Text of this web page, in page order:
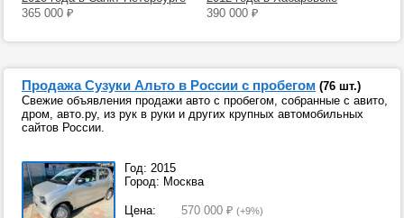
365 000 ₽
390 000 ₽
Продажа Сузуки Альто в России с пробегом (76 шт.)
Свежие объявления продажи авто с пробегом, собранные с авито,
дром, авто.ру, из рук в руки и других крупных автомобильных
сайтов России.
Год: 2015
Город: Москва
Цена: 570 000 ₽ (+9%)